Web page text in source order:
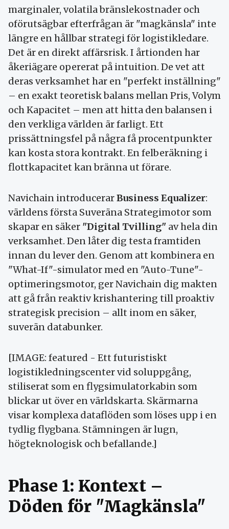
marginaler, volatila bränslekostnader och
oförutsägbar efterfrågan är "magkänsla" inte
längre en hållbar strategi för logistikledare.
Det är en direkt affärsrisk. I årtionden har
åkeriägare opererat på intuition. De vet att
deras verksamhet har en "perfekt inställning"
– en exakt teoretisk balans mellan Pris, Volym
och Kapacitet – men att hitta den balansen i
den verkliga världen är farligt. Ett
prissättningsfel på några få procentpunkter
kan kosta stora kontrakt. En felberäkning i
flottkapacitet kan bränna ut förare.
Navichain introducerarBusiness Equalizer:
världens första Suveräna Strategimotor som
skapar en säker "Digital Tvilling" av hela din
verksamhet. Den låter dig testa framtiden
innan du lever den. Genom att kombinera en
"What-If"-simulator med en "Auto-Tune"-
optimeringsmotor, ger Navichain dig makten
att gå från reaktiv krishantering till proaktiv
strategisk precision – allt inom en säker,
suverän databunker.
[IMAGE: featured - Ett futuristiskt
logistikledningscenter vid soluppgång,
stiliserat som en flygsimulatorkabin som
blickar ut över en världskarta. Skärmarna
visar komplexa dataflöden som löses upp i en
tydlig flygbana. Stämningen är lugn,
högteknologisk och befallande.]
Phase 1: Kontext –
Döden för "Magkänsla"